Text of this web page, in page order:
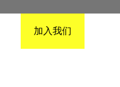
加入我们